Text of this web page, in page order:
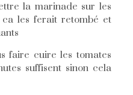
la marinade sur les
les ferait retombé et
faire cuire les tomates
suffisent sinon cela